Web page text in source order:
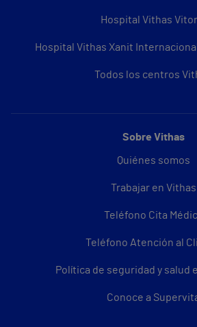
Hospital Vithas
Hospital Vithas Xanit
Todos los centros
Sobre Vithas
Quiénes somos
Trabajar en Vithas
Teléfono Cita
Teléfono Atención al
Política de seguridad y salud
Conoce a